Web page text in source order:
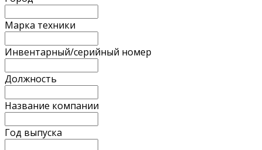
Марка техники
Инвентарный/серийный номер
Должность
Название компании
Год выпуска